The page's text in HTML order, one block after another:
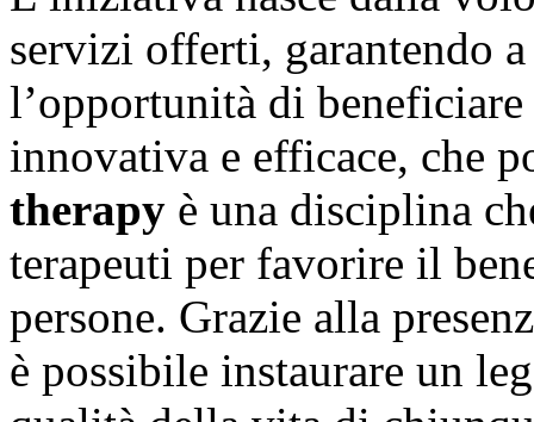
servizi offerti, garantendo
l’opportunità di
innovativa e efficace, che
therapy è una disciplina
terapeuti per favorire il
persone. Grazie alla
è possibile instaurare un